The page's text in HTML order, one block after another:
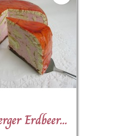
Erdbeer...